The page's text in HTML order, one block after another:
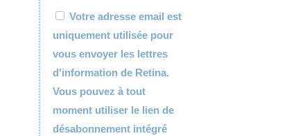
Votre adresse email est
uniquement utilisée pour
vous envoyer les lettres
d'information de Retina.
Vous pouvez à tout
moment utiliser le lien de
désabonnement intégré